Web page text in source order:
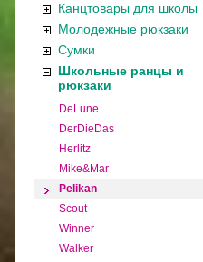
Канцтовары для школы
Молодежные рюкзаки
Сумки
Школьные ранцы и
рюкзаки
DeLune
DerDieDas
Herlitz
Mike&Mar
Pelikan
Scout
Winner
Walker